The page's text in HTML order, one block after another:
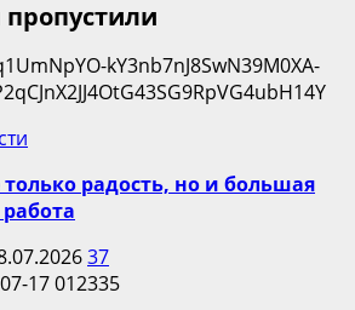
радость, но и большая
37